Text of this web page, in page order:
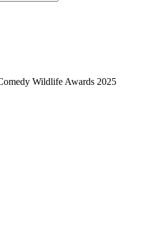
Wildlife Awards 2025